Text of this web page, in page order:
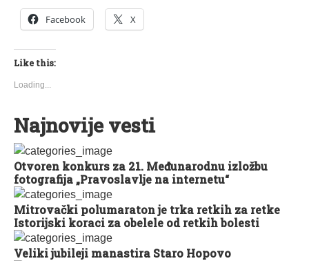
Facebook X
Like this:
Loading...
Najnovije vesti
Otvoren konkurs za 21. Međunarodnu izložbu
fotografija „Pravoslavlje na internetu“
Mitrovački polumaraton je trka retkih za retke
Istorijski koraci za obelele od retkih bolesti
Veliki jubileji manastira Staro Hopovo